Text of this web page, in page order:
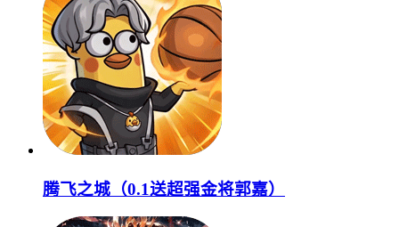
腾飞之城（0.1送超强金将郭嘉）